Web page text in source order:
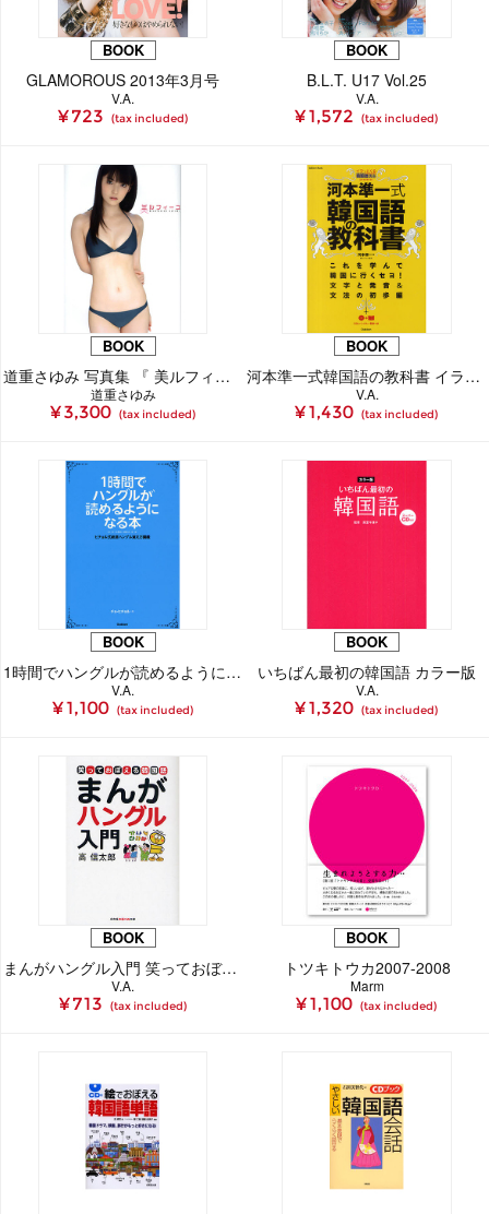
BOOK
GLAMOROUS 2013年3月号
V.A.
¥ 723 (tax included)
BOOK
B.L.T. U17 Vol.25
V.A.
¥ 1,572 (tax included)
BOOK
道重さゆみ 写真集 『 美ルフィーユ 』
道重さゆみ
¥ 3,300 (tax included)
BOOK
河本準一式韓国語の教科書 イラっとくる韓国語講座PRESENTS これを学んで韓国に行くセヨ！ 文字と発音＆文法の初歩編
V.A.
¥ 1,430 (tax included)
BOOK
1時間でハングルが読めるようになる本 ヒチョル式超速ハングル覚え方講義
V.A.
¥ 1,100 (tax included)
BOOK
いちばん最初の韓国語 カラー版
V.A.
¥ 1,320 (tax included)
BOOK
まんがハングル入門 笑っておぼえる韓国語
V.A.
¥ 713 (tax included)
BOOK
トツキトウカ2007-2008
Marm
¥ 1,100 (tax included)